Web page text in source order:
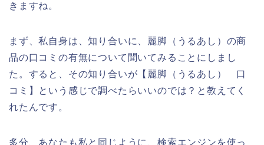
きますね。
まず、私自身は、知り合いに、麗脚（うるあし）の商
品の口コミの有無について聞いてみることにしまし
た。すると、その知り合いが【麗脚（うるあし） 口
コミ】という感じで調べたらいいのでは？と教えてく
れたんです。
多分、あなたも私と同じように、検索エンジンを使っ